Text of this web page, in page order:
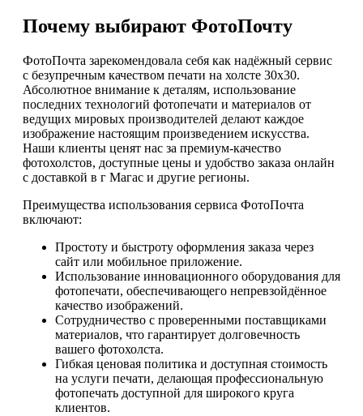
Почему выбирают ФотоПочту
ФотоПочта зарекомендовала себя как надёжный сервис
с безупречным качеством печати на холсте 30х30.
Абсолютное внимание к деталям, использование
последних технологий фотопечати и материалов от
ведущих мировых производителей делают каждое
изображение настоящим произведением искусства.
Наши клиенты ценят нас за премиум-качество
фотохолстов, доступные цены и удобство заказа онлайн
с доставкой в г Магас и другие регионы.
Преимущества использования сервиса ФотоПочта
включают:
Простоту и быстроту оформления заказа через
сайт или мобильное приложение.
Использование инновационного оборудования для
фотопечати, обеспечивающего непревзойдённое
качество изображений.
Сотрудничество с проверенными поставщиками
материалов, что гарантирует долговечность
вашего фотохолста.
Гибкая ценовая политика и доступная стоимость
на услуги печати, делающая профессиональную
фотопечать доступной для широкого круга
клиентов.